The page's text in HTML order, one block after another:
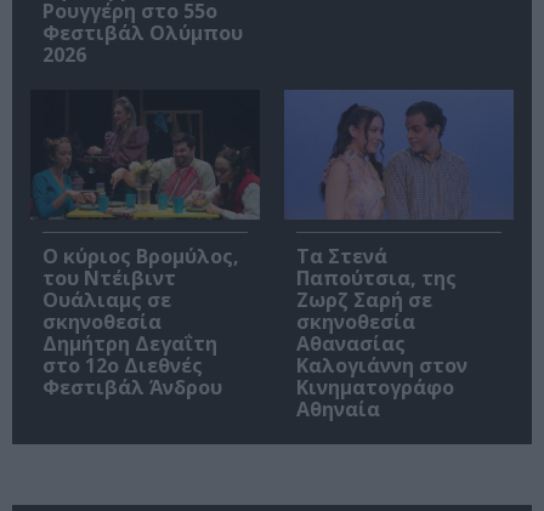
Ρουγγέρη στο 55ο
Φεστιβάλ Ολύμπου
2026
O κύριος Βρομύλος,
του Ντέιβιντ
Ουάλιαμς σε
σκηνοθεσία
Δημήτρη Δεγαΐτη
στο 12ο Διεθνές
Φεστιβάλ Άνδρου
Τα Στενά
Παπούτσια, της
Ζωρζ Σαρή σε
σκηνοθεσία
Αθανασίας
Καλογιάννη στον
Κινηματογράφο
Αθηναία